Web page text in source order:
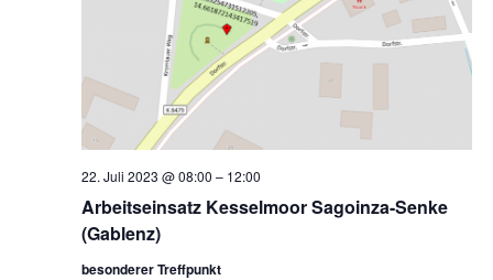
Arbeitseinsatz Kesselmoor Sagoinza-Senke
(Gablenz)
22. Juli 2023 @ 08:00 – 12:00
besonderer Treffpunkt